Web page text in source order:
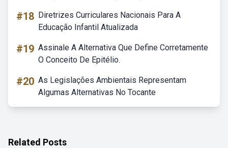
#18 Diretrizes Curriculares Nacionais Para A
Educação Infantil Atualizada
#19 Assinale A Alternativa Que Define Corretamente
O Conceito De Epitélio.
#20 As Legislações Ambientais Representam
Algumas Alternativas No Tocante
Related Posts